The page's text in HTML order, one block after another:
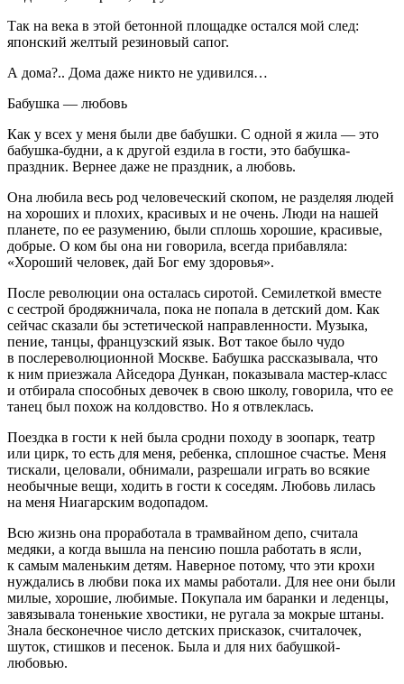
Так на века в этой бетонной площадке остался мой след:
японский желтый резиновый сапог.
А дома?.. Дома даже никто не удивился…
Бабушка — любовь
Как у всех у меня были две бабушки. С одной я жила — это
бабушка-будни, а к другой ездила в гости, это бабушка-
праздник. Вернее даже не праздник, а любовь.
Она любила весь род человеческий скопом, не разделяя людей
на хороших и плохих, красивых и не очень. Люди на нашей
планете, по ее разумению, были сплошь хорошие, красивые,
добрые. О ком бы она ни говорила, всегда прибавляла:
«Хороший человек, дай Бог ему здоровья».
После революции она осталась сиротой. Семилеткой вместе
с сестрой бродяжничала, пока не попала в детский дом. Как
сейчас сказали бы эстетической направленности. Музыка,
пение, танцы, французский язык. Вот такое было чудо
в послереволюционной Москве. Бабушка рассказывала, что
к ним приезжала Айседора Дункан, показывала мастер-класс
и отбирала способных девочек в свою школу, говорила, что ее
танец был похож на колдовство. Но я отвлеклась.
Поездка в гости к ней была сродни походу в зоопарк, театр
или цирк, то есть для меня, ребенка, сплошное счастье. Меня
тискали, целовали, обнимали, разрешали играть во всякие
необычные вещи, ходить в гости к соседям. Любовь лилась
на меня Ниагарским водопадом.
Всю жизнь она проработала в трамвайном депо, считала
медяки, а когда вышла на пенсию пошла работать в ясли,
к самым маленьким детям. Наверное потому, что эти крохи
нуждались в любви пока их мамы работали. Для нее они были
милые, хорошие, любимые. Покупала им баранки и леденцы,
завязывала тоненькие хвостики, не ругала за мокрые штаны.
Знала бесконечное число детских присказок, считалочек,
шуток, стишков и песенок. Была и для них бабушкой-
любовью.